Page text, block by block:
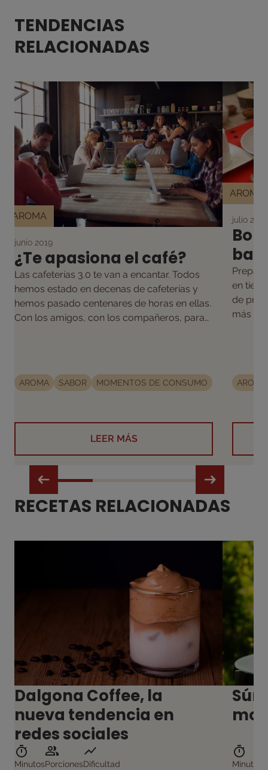
TENDENCIAS
RELACIONADAS
AROMA
junio 2019
¿Te apasiona el café?
Las cafeterías 3.0 te van a encantar. Todos
hemos estado en decenas de cafeterías y
hemos pasado centenares de horas en ellas.
Con los amigos, con los compañeros, para
Entonces prepárate para las cafeterías 3.0.
AROMA SABOR MOMENTOS DE CONSUMO
LEER MÁS
AROMA
julio 2023
en
de
más te
AROMA
RECETAS RELACIONADAS
Dalgona Coffee, la
nueva tendencia en
redes sociales
MinutosPorcionesDificultad Minutos